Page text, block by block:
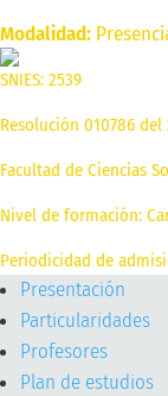
Modalidad:
SNIES: 2539
Resolución 010786
Facultad de Ciencias
Nivel de formación:
Periodicidad de
Presentación
Particularidades
Profesores
Plan de estudios